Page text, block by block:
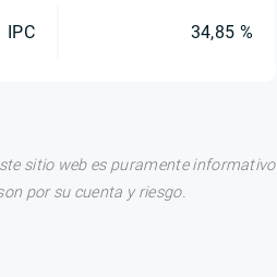
IPC 34,85 %
sitio web es puramente informativo
por su cuenta y riesgo.